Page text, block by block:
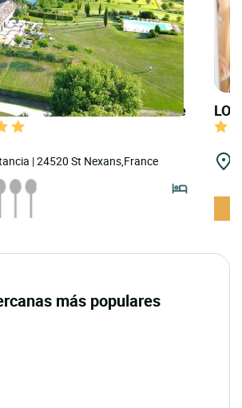
Teritoria Hôtel la Chartreuse
| 24520 St Nexans,France
más populares